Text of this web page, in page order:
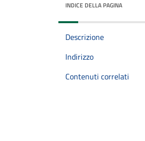
INDICE DELLA PAGINA
Descrizione
Indirizzo
Contenuti correlati